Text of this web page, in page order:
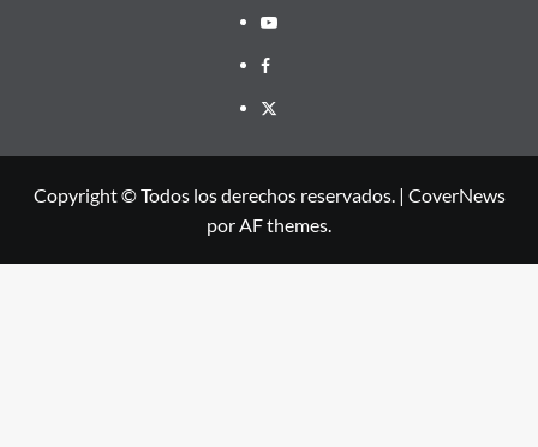
Youtube
Facebook
X
Copyright © Todos los derechos reservados. | CoverNews
por AF themes.